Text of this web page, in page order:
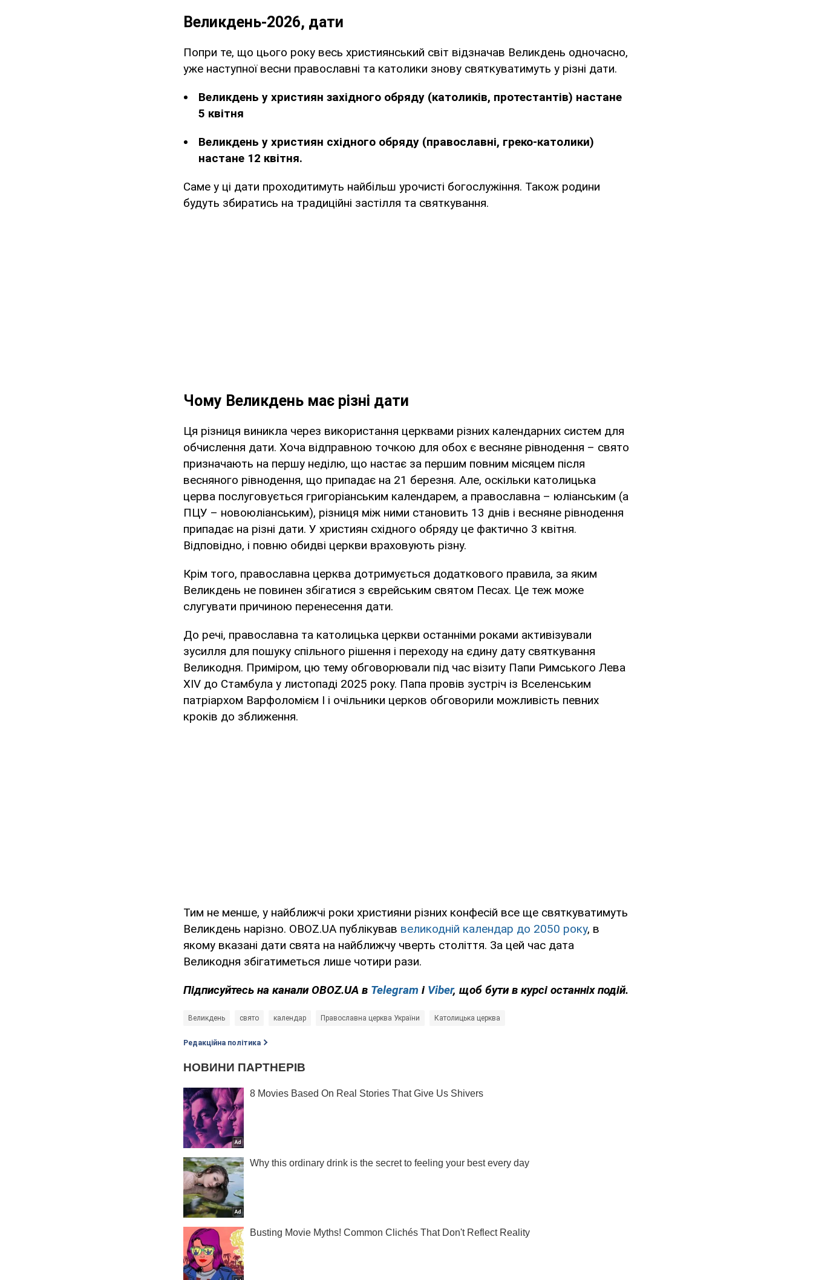
Великдень-2026, дати
Попри те, що цього року весь християнський світ відзначав Великдень одночасно,
уже наступної весни православні та католики знову святкуватимуть у різні дати.
Великдень у християн західного обряду (католиків, протестантів) настане
5 квітня
Великдень у християн східного обряду (православні, греко-католики)
настане 12 квітня.
Саме у ці дати проходитимуть найбільш урочисті богослужіння. Також родини
будуть збиратись на традиційні застілля та святкування.
Чому Великдень має різні дати
Ця різниця виникла через використання церквами різних календарних систем для
обчислення дати. Хоча відправною точкою для обох є весняне рівнодення – свято
призначають на першу неділю, що настає за першим повним місяцем після
весняного рівнодення, що припадає на 21 березня. Але, оскільки католицька
церва послуговується григоріанським календарем, а православна – юліанським (а
ПЦУ – новоюліанським), різниця між ними становить 13 днів і весняне рівнодення
припадає на різні дати. У християн східного обряду це фактично 3 квітня.
Відповідно, і повню обидві церкви враховують різну.
Крім того, православна церква дотримується додаткового правила, за яким
Великдень не повинен збігатися з єврейським святом Песах. Це теж може
слугувати причиною перенесення дати.
До речі, православна та католицька церкви останніми роками активізували
зусилля для пошуку спільного рішення і переходу на єдину дату святкування
Великодня. Приміром, цю тему обговорювали під час візиту Папи Римського Лева
XIV до Стамбула у листопаді 2025 року. Папа провів зустріч із Вселенським
патріархом Варфоломієм I і очільники церков обговорили можливість певних
кроків до зближення.
Тим не менше, у найближчі роки християни різних конфесій все ще святкуватимуть
Великдень нарізно. OBOZ.UA публікував великодній календар до 2050 року, в
якому вказані дати свята на найближчу чверть століття. За цей час дата
Великодня збігатиметься лише чотири рази.
Підписуйтесь на канали OBOZ.UA в Telegram і Viber, щоб бути в курсі останніх подій.
Великдень свято календар Православна церква України Католицька церква
Редакційна політика